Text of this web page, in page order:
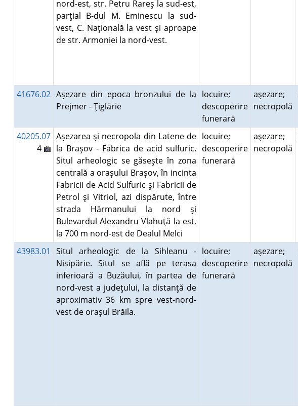
nord-est, str. Petru Rareş la sud-est,
parţial B-dul M. Eminescu la sud-
vest, C. Naţională la vest şi aproape
de str. Armoniei la nord-vest.
41676.02 Aşezare din epoca bronzului de la
Prejmer - Ţiglărie
locuire;
descoperire
funerară
aşezare;
necropolă
40205.07
4
Aşezarea şi necropola din Latene de
la Braşov - Fabrica de acid sulfuric.
Situl arheologic se găseşte în zona
centrală a oraşului Braşov, în incinta
Fabricii de Acid Sulfuric şi Fabricii de
Petrol şi Vitriol, azi dispărute, între
strada Hărmanului la nord şi
Bulevardul Alexandru Vlahuţă la est,
la 700 m nord-est de Dealul Melci
locuire;
descoperire
funerară
aşezare;
necropolă
43983.01
Situl arheologic de la Sihleanu -
Nisipărie. Situl se află pe terasa
inferioară a Buzăului, în partea de
nord-vest a judeţului, la distanţă de
aproximativ 36 km spre vest-nord-
vest de oraşul Brăila.
locuire;
descoperire
funerară
aşezare;
necropolă